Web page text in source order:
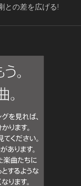
との差を広げる!